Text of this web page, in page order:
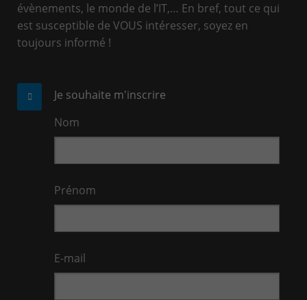
évènements, le monde de l’IT,… En bref, tout ce qui
est susceptible de VOUS intéresser, soyez en
toujours informé !
Je souhaite m'inscrire
Nom
Prénom
E-mail